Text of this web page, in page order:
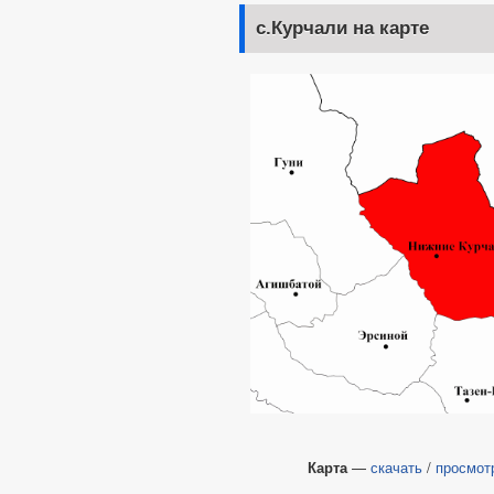
с.Курчали на карте
Карта — скачать /